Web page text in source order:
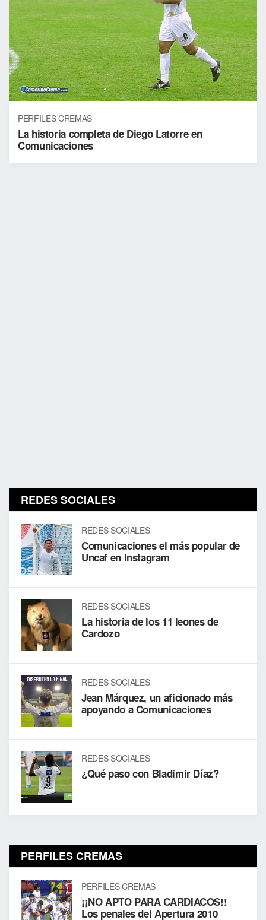
PERFILES CREMAS
La historia completa de Diego Latorre en
Comunicaciones
REDES SOCIALES
REDES SOCIALES
Comunicaciones el más popular de
Uncaf en Instagram
REDES SOCIALES
La historia de los 11 leones de
Cardozo
REDES SOCIALES
Jean Márquez, un aficionado más
apoyando a Comunicaciones
REDES SOCIALES
¿Qué paso con Bladimir Díaz?
PERFILES CREMAS
PERFILES CREMAS
¡¡NO APTO PARA CARDIACOS!!
Los penales del Apertura 2010